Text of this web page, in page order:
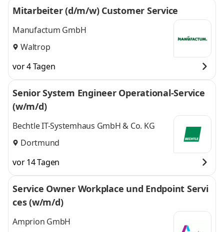
Mitarbeiter (d/m/w) Customer Service
Manufactum GmbH
Waltrop
vor 4 Tagen
Senior System Engineer Operational-Service
(w/m/d)
Bechtle IT-Systemhaus GmbH & Co. KG
Dortmund
vor 14 Tagen
Service Owner Workplace und Endpoint Servi
ces (w/m/d)
Amprion GmbH